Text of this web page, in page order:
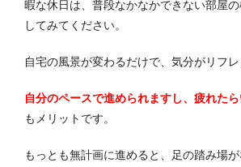
暇な休日は、普段なかなかできない部屋
してみてください。
自宅の風景が変わるだけで、気分がリフレ
自分のペースで進められますし、疲れた
もメリットです。
もっとも無計画に進めると、足の踏み場